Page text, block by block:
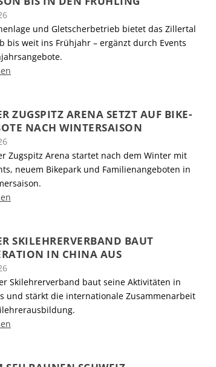
und Gletscherbetrieb bietet das Zillertal
bis weit ins Frühjahr – ergänzt durch Events
ZUGSPITZ ARENA SETZT AUF BIKE-
NACH WINTERSAISON
Zugspitz Arena startet nach dem Winter mit
neuem Bikepark und Familienangeboten in
SKILEHRERVERBAND BAUT
IN CHINA AUS
Skilehrerverband baut seine Aktivitäten in
und stärkt die internationale Zusammenarbeit